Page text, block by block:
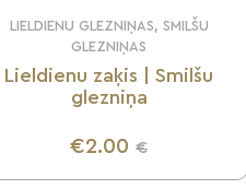
LIELDIENU GLEZNIŅAS, SMILŠU
GLEZNIŅAS
Lieldienu zaķis | Smilšu
glezniņa
€2.00 €
UZZINI VAIRĀK